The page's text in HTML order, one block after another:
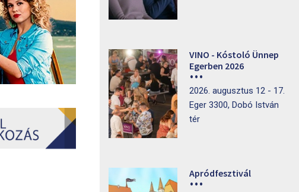
VINO - Kóstoló Ünnep
Egerben 2026
2026. augusztus 12 - 17.
Eger 3300, Dobó István
tér
Apródfesztivál